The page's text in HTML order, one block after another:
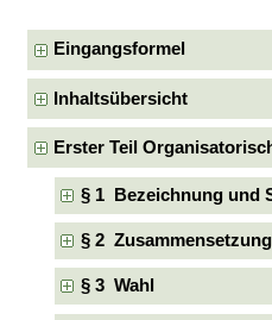
Eingangsformel
Inhaltsübersicht
Erster Teil
§ 1 Bezeichnung und
§ 2
§ 3 Wahl